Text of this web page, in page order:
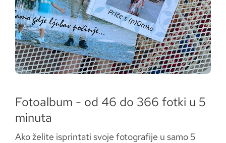
Fotoalbum - od 46 do 366 fotki u 5
minuta
Ako želite isprintati svoje fotografije u samo 5